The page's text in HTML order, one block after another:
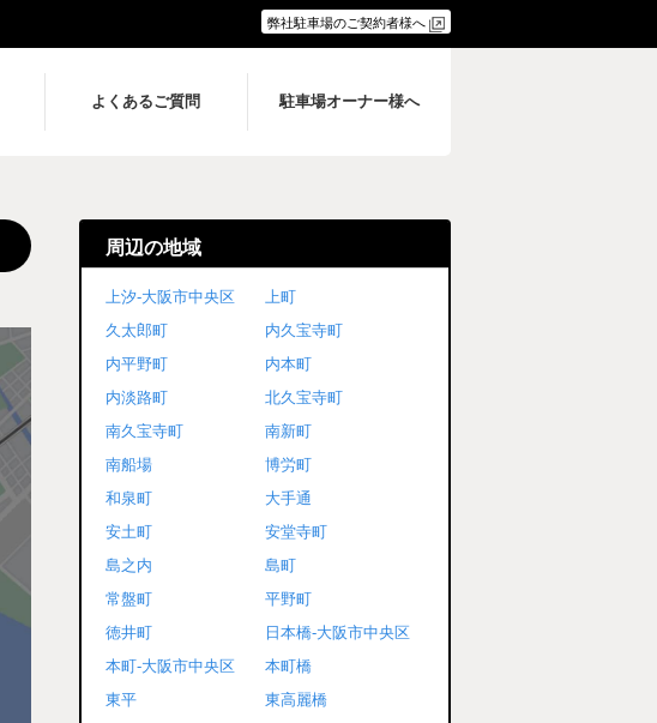
弊社駐車場のご契約者様へ
よくあるご質問 駐車場オーナー様へ
周辺の地域
上汐-大阪市中央区
上町
久太郎町
内久宝寺町
内平野町
内本町
内淡路町
北久宝寺町
南久宝寺町
南新町
南船場
博労町
和泉町
大手通
安土町
安堂寺町
島之内
島町
常盤町
平野町
徳井町
日本橋-大阪市中央区
本町-大阪市中央区
本町橋
東平
東高麗橋